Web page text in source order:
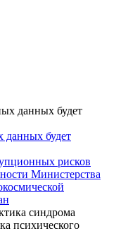
данных будет
рисков
Министерства